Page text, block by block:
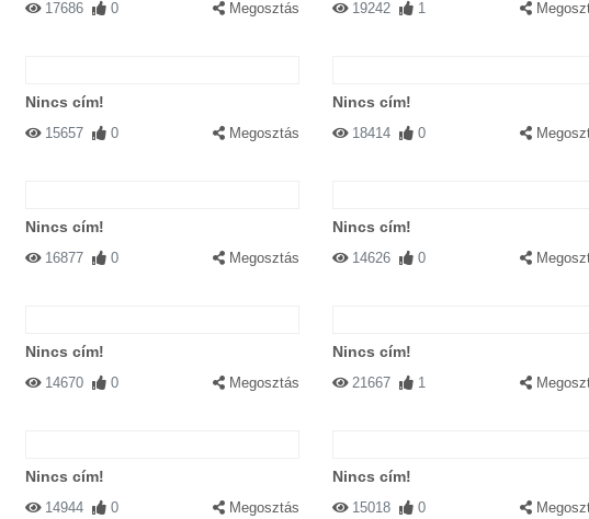
17686 0 Megosztás 19242 1
Nincs cím!
15657 0 Megosztás
Nincs cím!
18414 0
Nincs cím!
16877 0 Megosztás
Nincs cím!
14626 0
Nincs cím!
14670 0 Megosztás
Nincs cím!
21667 1
Nincs cím!
14944 0 Megosztás
Nincs cím!
15018 0